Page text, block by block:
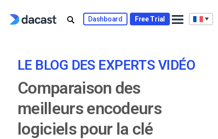
Dashboard Free Trial
LE BLOG DES EXPERTS VIDÉO
Comparaison des
meilleurs encodeurs
logiciels pour la clé